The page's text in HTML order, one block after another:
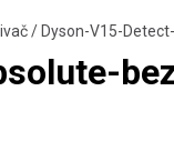
/Dyson-V15-